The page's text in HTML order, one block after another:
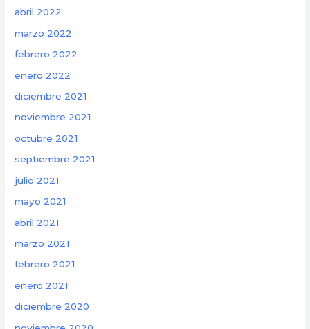
abril 2022
marzo 2022
febrero 2022
enero 2022
diciembre 2021
noviembre 2021
octubre 2021
septiembre 2021
julio 2021
mayo 2021
abril 2021
marzo 2021
febrero 2021
enero 2021
diciembre 2020